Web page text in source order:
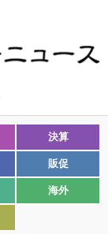
決算
販促
海外